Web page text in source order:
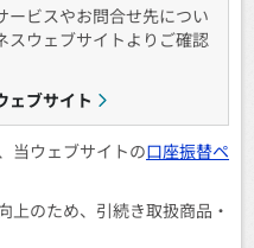
ービスやお問合せ先につい
スウェブサイトよりご確認
ェブサイト
当ウェブサイトの口座振替ペ
上のため、引続き取扱商品・